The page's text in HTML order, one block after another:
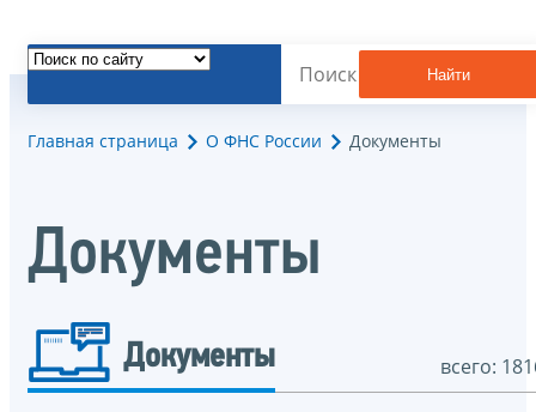
Найти
Главная страница О ФНС России Документы
Документы
Документы всего: